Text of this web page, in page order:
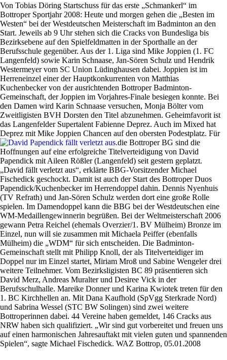
Von Tobias Döring Startschuss für das erste „Schmankerl“ im
Bottroper Sportjahr 2008: Heute und morgen gehen die „Besten im
Westen“ bei der Westdeutschen Meisterschaft im Badminton an den
Start. Jeweils ab 9 Uhr stehen sich die Cracks von Bundesliga bis
Bezirksebene auf den Spielfeldmatten in der Sporthalle an der
Berufsschule gegenüber. Aus der 1. Liga sind Mike Joppien (1. FC
Langenfeld) sowie Karin Schnaase, Jan-Sören Schulz und Hendrik
Westermeyer vom SC Union Lüdinghausen dabei. Joppien ist im
Herreneinzel einer der Hauptkonkurrenten von Matthias
Kuchenbecker von der ausrichtenden Bottroper Badminton-
Gemeinschaft, der Joppien im Vorjahres-Finale besiegen konnte. Bei
den Damen wird Karin Schnaase versuchen, Monja Bölter vom
Zweitligisten BVH Dorsten den Titel abzunehmen. Geheimfavorit ist
das Langenfelder Supertalent Fabienne Deprez. Auch im Mixed hat
Deprez mit Mike Joppien Chancen auf den obersten Podestplatz. Für
die Bottroper BG sind die
Hoffnungen auf eine erfolgreiche Titelverteidigung von David
Papendick mit Aileen Rößler (Langenfeld) seit gestern geplatzt.
„David fällt verletzt aus“, erklärte BBG-Vorsitzender Michael
Fischedick geschockt. Damit ist auch der Start des Bottroper Duos
Papendick/Kuchenbecker im Herrendoppel dahin. Dennis Nyenhuis
(TV Refrath) und Jan-Sören Schulz werden dort eine große Rolle
spielen. Im Damendoppel kann die BBG bei der Westdeutschen eine
WM-Medaillengewinnerin begrüßen. Bei der Weltmeisterschaft 2006
gewann Petra Reichel (ehemals Overzier/1. BV Mülheim) Bronze im
Einzel, nun will sie zusammen mit Michaela Peiffer (ebenfalls
Mülheim) die „WDM“ für sich entscheiden. Die Badminton-
Gemeinschaft stellt mit Philipp Knoll, der als Titelverteidiger im
Doppel nur im Einzel startet, Miriam Mroß und Sabine Wengeler drei
weitere Teilnehmer. Vom Bezirksligisten BC 89 präsentieren sich
David Merz, Andreas Muralter und Desiree Vick in der
Berufsschulhalle. Mareike Donner und Karina Kwiotek treten für den
1. BC Kirchhellen an. Mit Dana Kaufhold (SpVgg Sterkrade Nord)
und Sabrina Wessel (STC BW Solingen) sind zwei weitere
Bottroperinnen dabei. 44 Vereine haben gemeldet, 146 Cracks aus
NRW haben sich qualifiziert. „Wir sind gut vorbereitet und freuen uns
auf einen harmonischen Jahresauftakt mit vielen guten und spannenden
Spielen“, sagte Michael Fischedick. WAZ Bottrop, 05.01.2008